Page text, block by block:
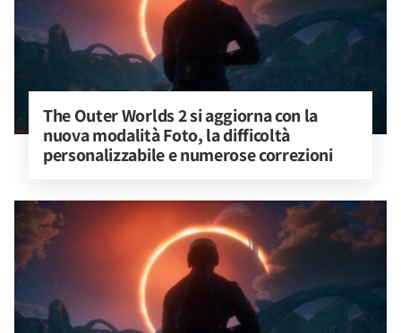
The Outer Worlds 2 si aggiorna con la
nuova modalità Foto, la difficoltà
personalizzabile e numerose correzioni